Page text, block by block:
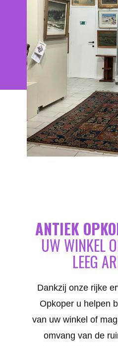
ANTIEK
UW WINKEL
LEEG
Dankzij onze rijke
Opkoper u helpen
van uw winkel of
omvang van de